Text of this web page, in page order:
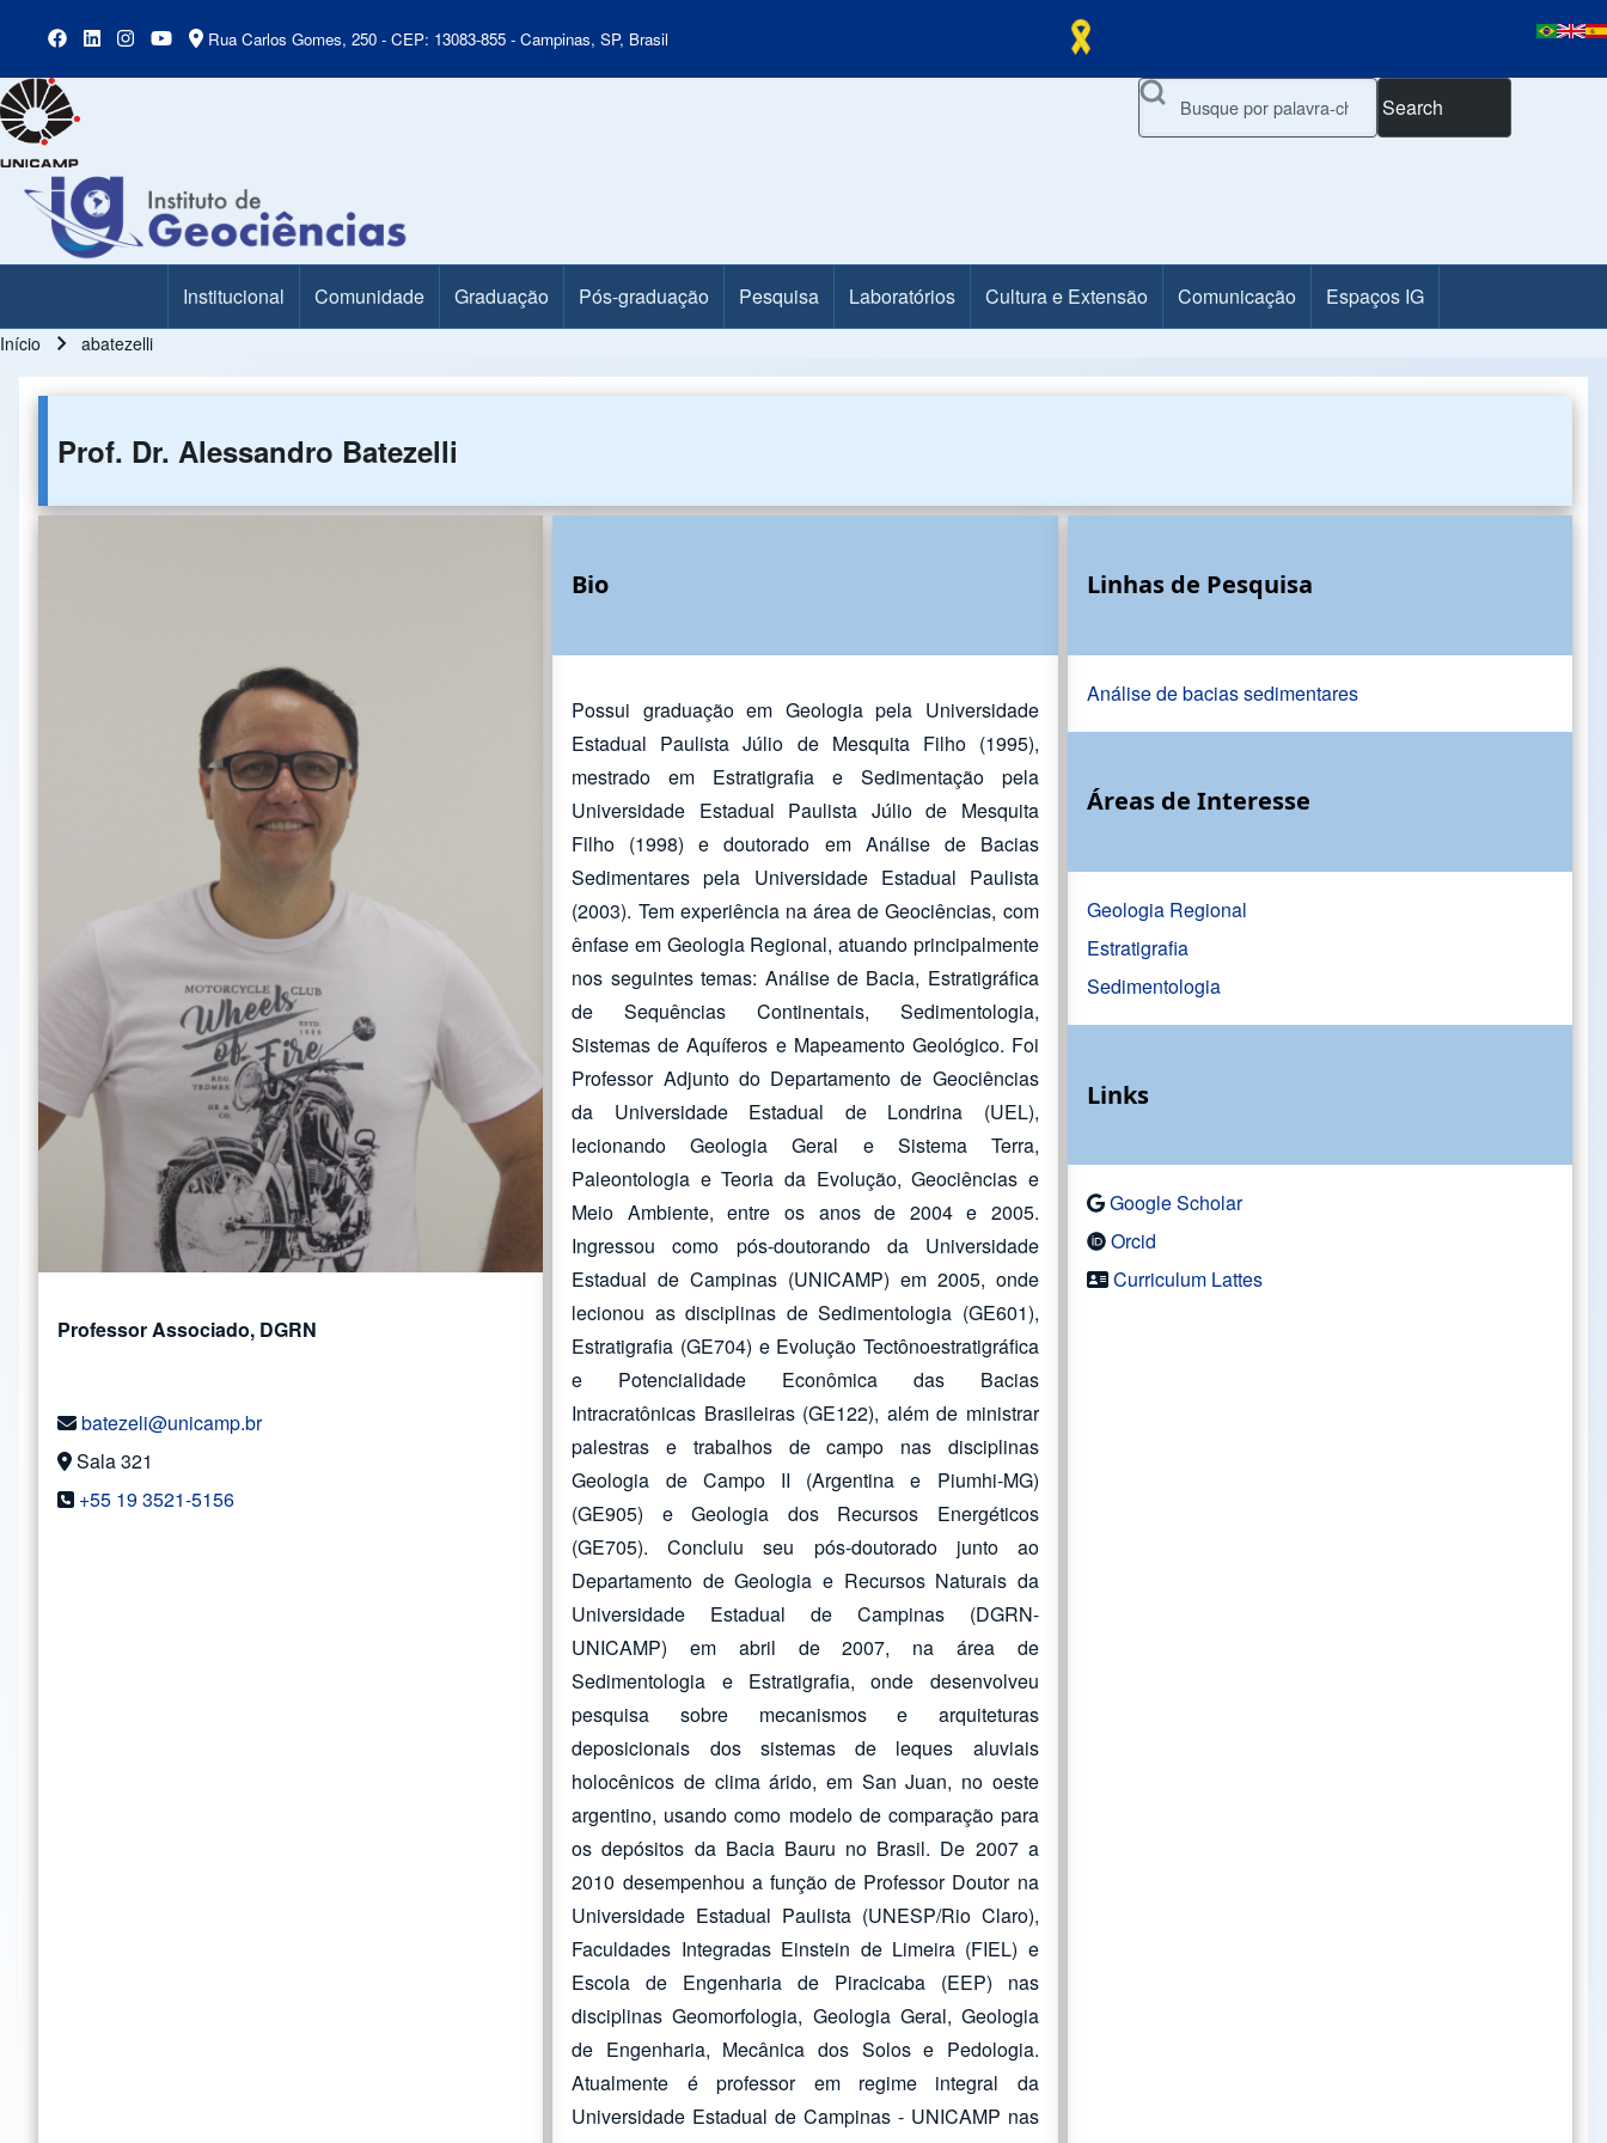
Rua Carlos Gomes, 250 - CEP: 13083-855 - Campinas, SP, Brasil
Search
Main MenuInstitucional Comunidade Graduação Pós-graduação Pesquisa Laboratórios Cultura e Extensão Comunicação Espaços IG
Trilha de navegação
Início abatezelli
Prof. Dr. Alessandro Batezelli
Professor Associado, DGRN
batezeli@unicamp.br
Sala 321
+55 19 3521-5156
Bio
Possui graduação em Geologia pela Universidade
Estadual Paulista Júlio de Mesquita Filho (1995),
mestrado em Estratigrafia e Sedimentação pela
Universidade Estadual Paulista Júlio de Mesquita
Filho (1998) e doutorado em Análise de Bacias
Sedimentares pela Universidade Estadual Paulista
(2003). Tem experiência na área de Geociências, com
ênfase em Geologia Regional, atuando principalmente
nos seguintes temas: Análise de Bacia, Estratigráfica
de Sequências Continentais, Sedimentologia,
Sistemas de Aquíferos e Mapeamento Geológico. Foi
Professor Adjunto do Departamento de Geociências
da Universidade Estadual de Londrina (UEL),
lecionando Geologia Geral e Sistema Terra,
Paleontologia e Teoria da Evolução, Geociências e
Meio Ambiente, entre os anos de 2004 e 2005.
Ingressou como pós-doutorando da Universidade
Estadual de Campinas (UNICAMP) em 2005, onde
lecionou as disciplinas de Sedimentologia (GE601),
Estratigrafia (GE704) e Evolução Tectônoestratigráfica
e Potencialidade Econômica das Bacias
Intracratônicas Brasileiras (GE122), além de ministrar
palestras e trabalhos de campo nas disciplinas
Geologia de Campo II (Argentina e Piumhi-MG)
(GE905) e Geologia dos Recursos Energéticos
(GE705). Concluiu seu pós-doutorado junto ao
Departamento de Geologia e Recursos Naturais da
Universidade Estadual de Campinas (DGRN-
UNICAMP) em abril de 2007, na área de
Sedimentologia e Estratigrafia, onde desenvolveu
pesquisa sobre mecanismos e arquiteturas
deposicionais dos sistemas de leques aluviais
holocênicos de clima árido, em San Juan, no oeste
argentino, usando como modelo de comparação para
os depósitos da Bacia Bauru no Brasil. De 2007 a
2010 desempenhou a função de Professor Doutor na
Universidade Estadual Paulista (UNESP/Rio Claro),
Faculdades Integradas Einstein de Limeira (FIEL) e
Escola de Engenharia de Piracicaba (EEP) nas
disciplinas Geomorfologia, Geologia Geral, Geologia
de Engenharia, Mecânica dos Solos e Pedologia.
Atualmente é professor em regime integral da
Universidade Estadual de Campinas - UNICAMP nas
Linhas de Pesquisa
Análise de bacias sedimentares
Áreas de Interesse
Geologia Regional
Estratigrafia
Sedimentologia
Links
Google Scholar
Orcid
Curriculum Lattes